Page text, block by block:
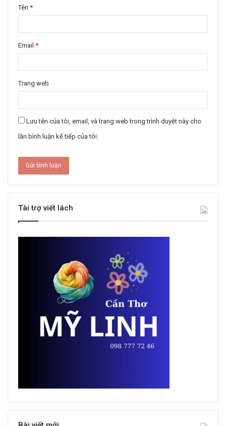
Tên *
Email *
Trang web
Lưu tên của tôi, email, và trang web trong trình duyệt này cho
lần bình luận kế tiếp của tôi.
Tài trợ viết lách